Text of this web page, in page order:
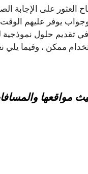
العثور على الإجابة
يوفر عليهم الوقت
تقديم حلول نموذجية
ممكن ، وفيما يلي